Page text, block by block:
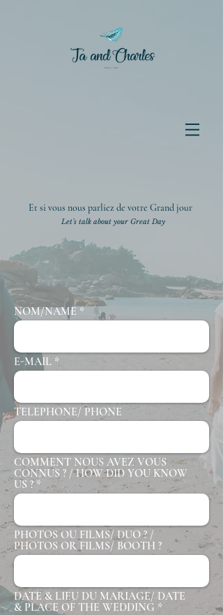
Et si vous nous parliez de votre Grand jour
Let's talk about your Great Day
NOM/NAME
E-MAIL
TELEPHONE/ PHONE
COMMENT NOUS AVEZ VOUS
CONNUS ? / HOW DID YOU KNOW
US ?
PHOTOS OU FILMS/ DUO ? /
PHOTOS OR FILMS/ BOOTH ?
DATE & LIEU DU MARIAGE/ DATE
& PLACE OF THE WEDDING